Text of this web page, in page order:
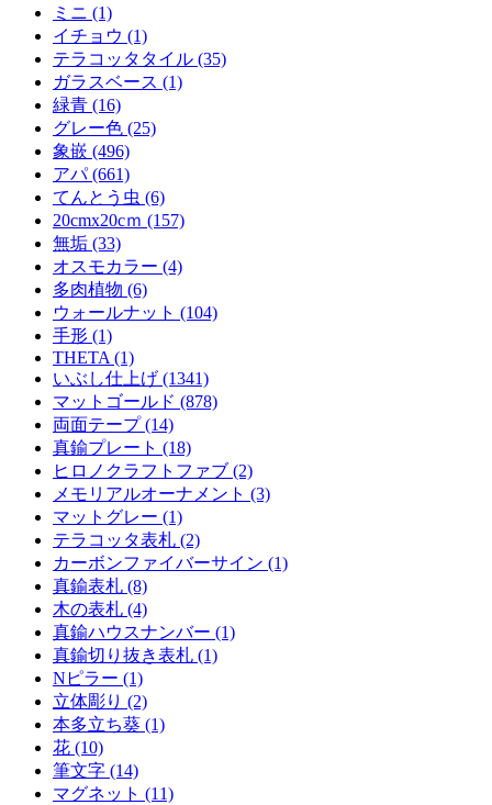
ミニ (1)
イチョウ (1)
テラコッタタイル (35)
ガラスベース (1)
緑青 (16)
グレー色 (25)
象嵌 (496)
アパ (661)
てんとう虫 (6)
20cmx20cｍ (157)
無垢 (33)
オスモカラー (4)
多肉植物 (6)
ウォールナット (104)
手形 (1)
THETA (1)
いぶし仕上げ (1341)
マットゴールド (878)
両面テープ (14)
真鍮プレート (18)
ヒロノクラフトファブ (2)
メモリアルオーナメント (3)
マットグレー (1)
テラコッタ表札 (2)
カーボンファイバーサイン (1)
真鍮表札 (8)
木の表札 (4)
真鍮ハウスナンバー (1)
真鍮切り抜き表札 (1)
Nピラー (1)
立体彫り (2)
本多立ち葵 (1)
花 (10)
筆文字 (14)
マグネット (11)